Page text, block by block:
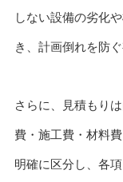
しない設備の劣化
き、計画倒れを防
さらに、見積もり
費・施工費・材料
明確に区分し、各